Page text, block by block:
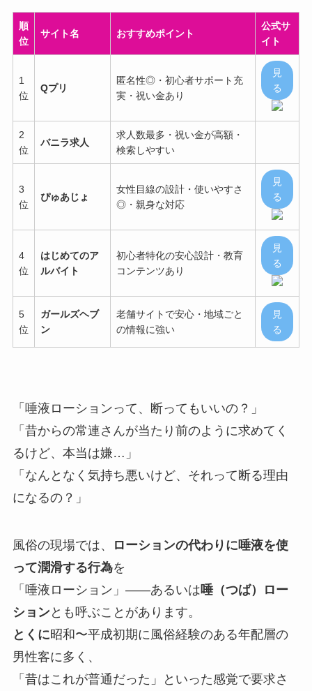
順
位
サイト名 おすすめポイント
公式サ
イト
1
位
Qプリ
匿名性◎・初心者サポート充
実・祝い金あり
見
る
2
位
バニラ求人
求人数最多・祝い金が高額・
検索しやすい
3
位
ぴゅあじょ
女性目線の設計・使いやすさ
◎・親身な対応
見
る
4
位
はじめてのア
ルバイト
初心者特化の安心設計・教育
コンテンツあり
見
る
5
位
ガールズヘブ
ン
老舗サイトで安心・地域ごと
の情報に強い
見
る
「唾液ローションって、断ってもいいの？」
「昔からの常連さんが当たり前のように求めてく
るけど、本当は嫌…」
「なんとなく気持ち悪いけど、それって断る理由
になるの？」
風俗の現場では、
ローションの代わりに唾液を使
って潤滑する行為を
「唾液ローション」――あるいは唾（つば）ロー
ションとも呼ぶことがあります。
とくに昭和〜平成初期に風俗経験のある年配層の
男性客に多く、
「昔はこれが普通だった」といった感覚で要求さ